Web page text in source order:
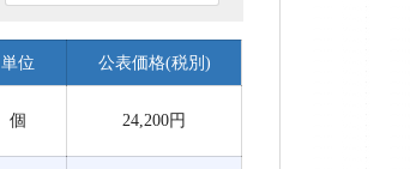
単位 公表価格(税別)
個 24,200円